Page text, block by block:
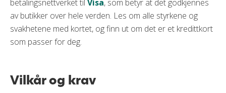
betalingsnettverket til Visa, som betyr at det godkjennes
av butikker over hele verden. Les om alle styrkene og
svakhetene med kortet, og finn ut om det er et kredittkort
som passer for deg.
Vilkår og krav